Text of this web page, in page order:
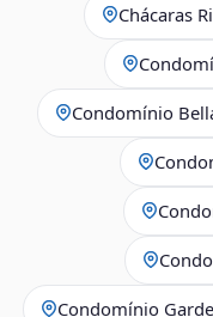
Chácaras
Condomínio
Condomínio